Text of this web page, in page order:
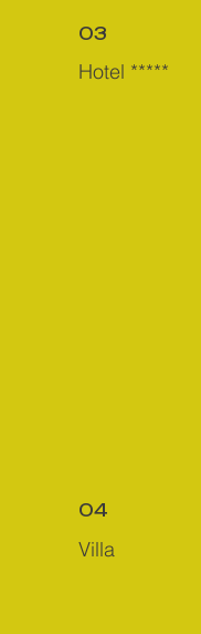
03
Hotel *****
04
Villa